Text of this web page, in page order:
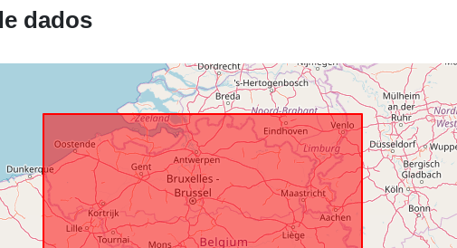
dados
Zakres czasowy: